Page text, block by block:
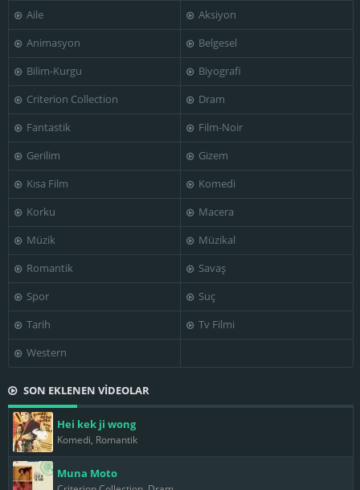
Aile
Aksiyon
Animasyon
Belgesel
Bilim-Kurgu
Biyografi
Criterion Collection
Dram
Fantastik
Film-Noir
Gerilim
Gizem
Kısa Film
Komedi
Korku
Macera
Müzik
Müzikal
Romantik
Savaş
Spor
Suç
Tarih
Tv Filmi
Western
SON EKLENEN VİDEOLAR
Hei kek ji wong
Komedi, Romantik
Muna Moto